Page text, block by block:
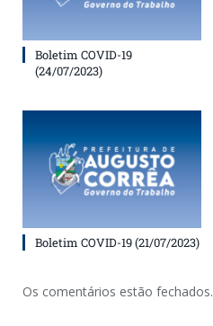
Boletim COVID-19
(24/07/2023)
Boletim COVID-19 (21/07/2023)
Os comentários estão fechados.